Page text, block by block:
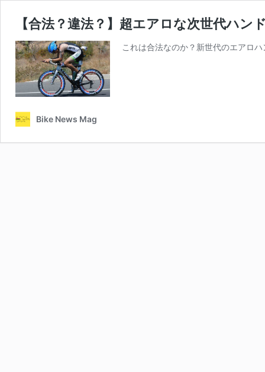
【合法？違法？】超エアロな次世代ハ
これは合法なのか？新世代のエアロ
Bike News Mag